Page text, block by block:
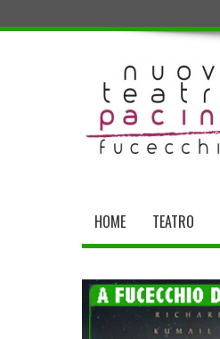
HOME TEATRO